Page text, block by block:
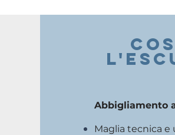
Abbigliamento
Maglia tecnica e